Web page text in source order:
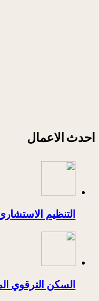
احدث الاعمال
التنظيم
السكن الترقوي